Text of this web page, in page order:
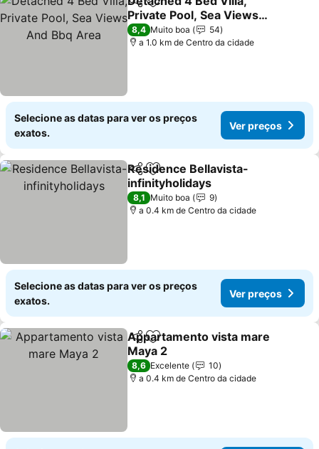
PartilharAdicionar aos favoritos
Private Pool, Sea Views
And Bbq Area
8,4 Muito boa
54
a 1.0 km de Centro da cidade
Selecione as datas para ver os preços
exatos.
Ver preços
PartilharAdicionar aos favoritos
Residence Bellavista-
infinityholidays
8,1 Muito boa
9
a 0.4 km de Centro da cidade
Selecione as datas para ver os preços
exatos.
Ver preços
PartilharAdicionar aos favoritos
Appartamento vista mare
Maya 2
8,6 Excelente
10
a 0.4 km de Centro da cidade